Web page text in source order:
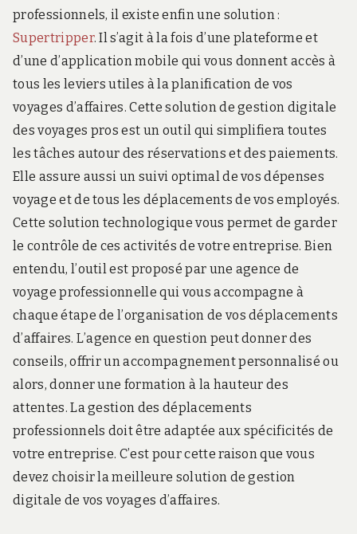
professionnels, il existe enfin une solution :
Supertripper. Il s’agit à la fois d’une plateforme et
d’une d’application mobile qui vous donnent accès à
tous les leviers utiles à la planification de vos
voyages d’affaires. Cette solution de gestion digitale
des voyages pros est un outil qui simplifiera toutes
les tâches autour des réservations et des paiements.
Elle assure aussi un suivi optimal de vos dépenses
voyage et de tous les déplacements de vos employés.
Cette solution technologique vous permet de garder
le contrôle de ces activités de votre entreprise. Bien
entendu, l’outil est proposé par une agence de
voyage professionnelle qui vous accompagne à
chaque étape de l’organisation de vos déplacements
d’affaires. L’agence en question peut donner des
conseils, offrir un accompagnement personnalisé ou
alors, donner une formation à la hauteur des
attentes. La gestion des déplacements
professionnels doit être adaptée aux spécificités de
votre entreprise. C’est pour cette raison que vous
devez choisir la meilleure solution de gestion
digitale de vos voyages d’affaires.